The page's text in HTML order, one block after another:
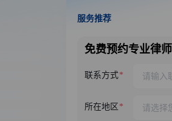
服务推荐
免费预约专业律师
联系方式
所在地区